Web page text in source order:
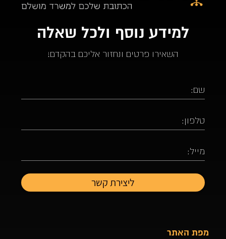
למידע נוסף ולכל שאלה
השאירו פרטים ונחזור אליכם בהקדם!
מפת האתר